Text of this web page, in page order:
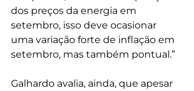
dos preços da energia em
setembro, isso deve ocasionar
uma variação forte de inflação em
setembro, mas também pontual.”
Galhardo avalia, ainda, que apesar